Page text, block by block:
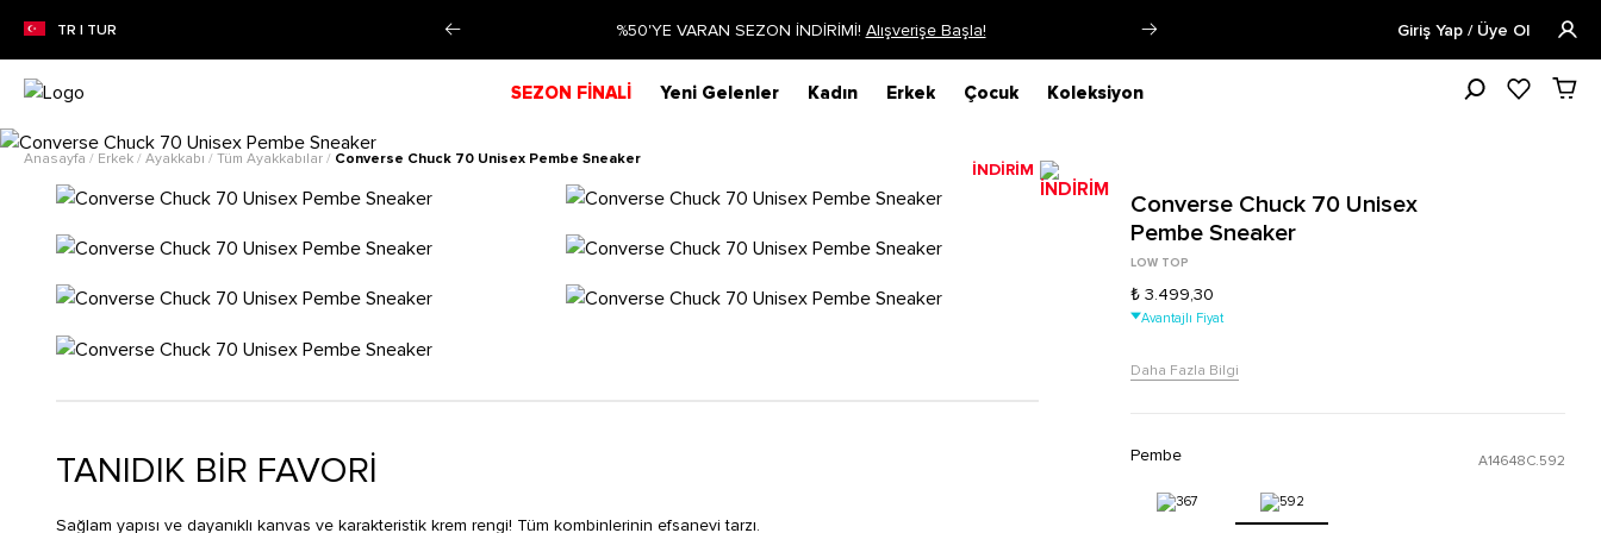
TR | TUR
imkanı!Daha Fazla Bilgi %50'YE VARAN SEZON İNDİRİMİ!Alışverişe Başla! Siparişin 1-3 iş günü içerisinde kargoya verilecektir.
Giriş Yap / Üye Ol
SEZON FİNALİ Yeni Gelenler Kadın Erkek Çocuk Koleksiyon
Anasayfa / Erkek / Ayakkabı / Tüm Ayakkabılar / Converse Chuck 70 Unisex Pembe Sneaker
İNDİRİM
TANIDIK BİR FAVORİ
Sağlam yapısı ve dayanıklı kanvas ve karakteristik krem rengi! Tüm kombinlerinin efsanevi tarzı.
Converse Chuck 70 Unisex
Pembe Sneaker
LOW TOP
₺ 3.499,30
Avantajlı Fiyat
Daha Fazla Bilgi
Pembe A14648C.592